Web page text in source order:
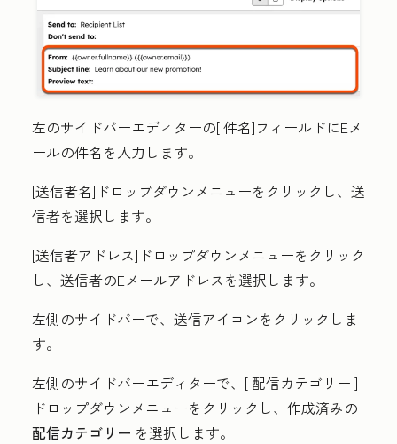
左のサイドバーエディターの[件名]フィールドにEメ
ールの件名 を入力します。
[送信者名]ドロップダウンメニューをクリックし、 送
信者を選択します。
[送信者アドレス]ドロップダウンメニューをクリック
し、送信者のEメールアドレスを選択します。
左側のサイドバーで、 送信アイコンをクリックしま
す。
左側のサイドバーエディターで、[ 配信カテゴリー ]
ドロップダウンメニューをクリックし、作成済みの
配信カテゴリー を選択します。